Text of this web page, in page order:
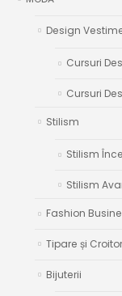
Design
Cursuri
Cursuri
Stilism
Stilism
Stilism
Fashion
Tipare și
Bijuterii